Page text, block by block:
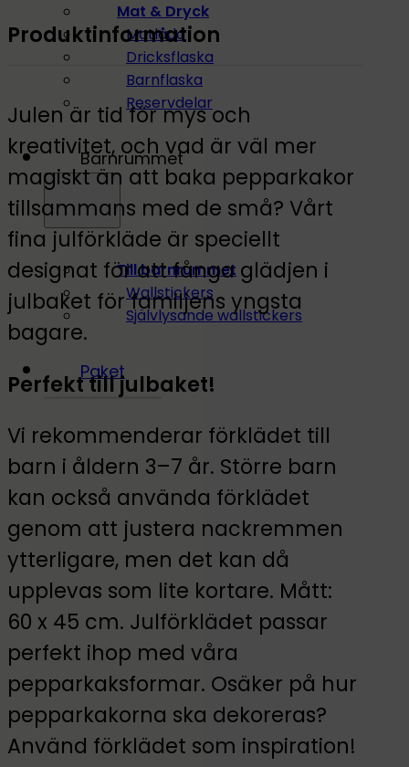
Mat & Dryck
Matlåda
Dricksflaska
Barnflaska
Reservdelar
Barnrummet
Till barnrummet
Wallstickers
Självlysande wallstickers
Paket
Produktinformation
Julen är tid för mys och
kreativitet, och vad är väl mer
magiskt än att baka pepparkakor
tillsammans med de små? Vårt
fina julförkläde är speciellt
designat för att fånga glädjen i
julbaket för familjens yngsta
bagare.
Perfekt till julbaket!
Vi rekommenderar förklädet till
barn i åldern 3–7 år. Större barn
kan också använda förklädet
genom att justera nackremmen
ytterligare, men det kan då
upplevas som lite kortare. Mått:
60 x 45 cm. Julförklädet passar
perfekt ihop med våra
pepparkaksformar. Osäker på hur
pepparkakorna ska dekoreras?
Använd förklädet som inspiration!